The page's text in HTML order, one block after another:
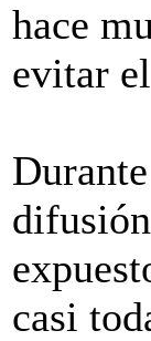
hace
evitar
casi